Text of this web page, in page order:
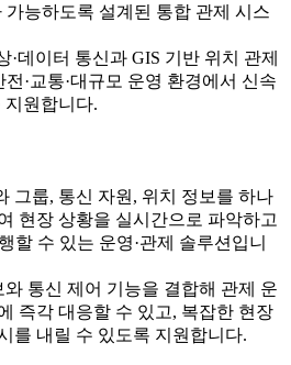
가능하도록 설계된 통합 관제 시스
·데이터 통신과 GIS 기반 위치 관제
전·교통·대규모 운영 환경에서 신속
지원합니다.
그룹, 통신 자원, 위치 정보를 하나
현장 상황을 실시간으로 파악하고
할 수 있는 운영·관제 솔루션입니
통신 제어 기능을 결합해 관제 운
즉각 대응할 수 있고, 복잡한 현장
를 내릴 수 있도록 지원합니다.